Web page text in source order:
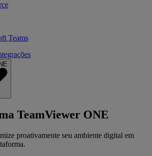
Teams
TeamViewer ONE
proativamente seu ambiente digital em